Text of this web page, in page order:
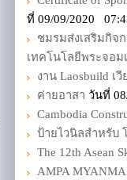
ที่ 09/09/2020
ชมรมส่งเสริมกิจ
เทคโนโลยีพระจอม
งาน Laosbuild เ
ค่ายอาสา วันที่
Cambodia
ป้ายไวนิลสำหรับ
The 12th Asean
AMPA